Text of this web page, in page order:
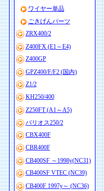
ワイヤー単品
ごきげんパーツ
ZRX400/2
Z400FX (E1～E4)
Z400GP
GPZ400/F/F2 (国内)
Z1/2
KH250/400
Z250FT (A1～A5)
バリオス250/2
CBX400F
CBR400F
CB400SF ～1998y(NC31)
CB400SF VTEC (NC39)
CB400F 1997y～ (NC36)